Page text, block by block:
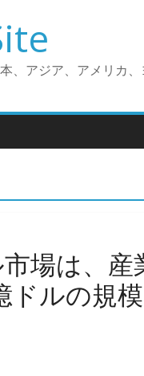
アジア、アメリカ、
場は、産
ルの規